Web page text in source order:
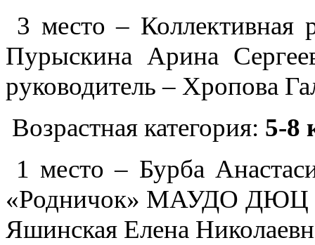
3 место – Коллективная
Пурыскина Арина
руководитель – Хропова
Возрастная категория: 5-8
1 место – Бурба
«Родничок» МАУДО ДЮЦ
Яшинская Елена